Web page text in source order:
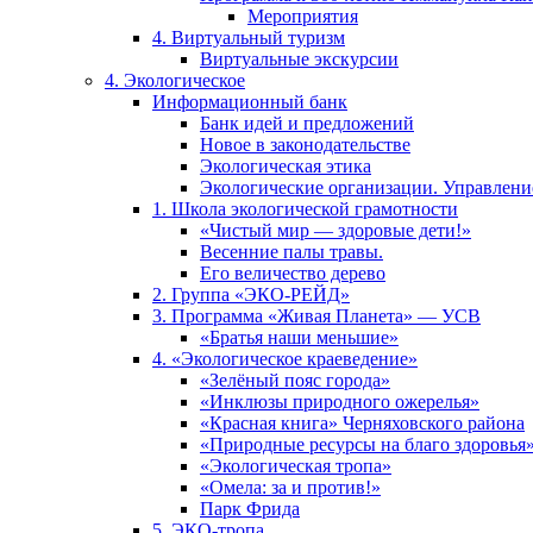
Мероприятия
4. Виртуальный туризм
Виртуальные экскурсии
4. Экологическое
Информационный банк
Банк идей и предложений
Новое в законодательстве
Экологическая этика
Экологические организации.
1. Школа экологической грамотности
«Чистый мир — здоровые дети!»
Весенние палы травы.
Его величество дерево
2. Группа «ЭКО-РЕЙД»
3. Программа «Живая Планета» — УСВ
«Братья наши меньшие»
4. «Экологическое краеведение»
«Зелёный пояс города»
«Инклюзы природного ожерелья»
«Красная книга» Черняховского района
«Природные ресурсы на благо
«Экологическая тропа»
«Омела: за и против!»
Парк Фрида